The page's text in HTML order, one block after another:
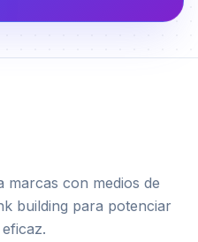
marcas con medios de
building para potenciar